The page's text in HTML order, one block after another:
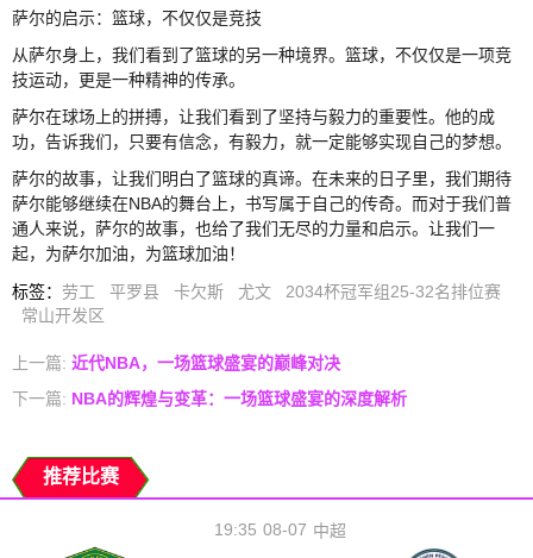
萨尔的启示：篮球，不仅仅是竞技
从萨尔身上，我们看到了篮球的另一种境界。篮球，不仅仅是一项竞
技运动，更是一种精神的传承。
萨尔在球场上的拼搏，让我们看到了坚持与毅力的重要性。他的成
功，告诉我们，只要有信念，有毅力，就一定能够实现自己的梦想。
萨尔的故事，让我们明白了篮球的真谛。在未来的日子里，我们期待
萨尔能够继续在NBA的舞台上，书写属于自己的传奇。而对于我们普
通人来说，萨尔的故事，也给了我们无尽的力量和启示。让我们一
起，为萨尔加油，为篮球加油！
标签： 劳工 平罗县 卡欠斯 尤文
2034杯冠军组25-32名排位赛
常山开发区
上一篇: 近代NBA，一场篮球盛宴的巅峰对决
下一篇: NBA的辉煌与变革：一场篮球盛宴的深度解析
推荐比赛
08-07
19:35 中超